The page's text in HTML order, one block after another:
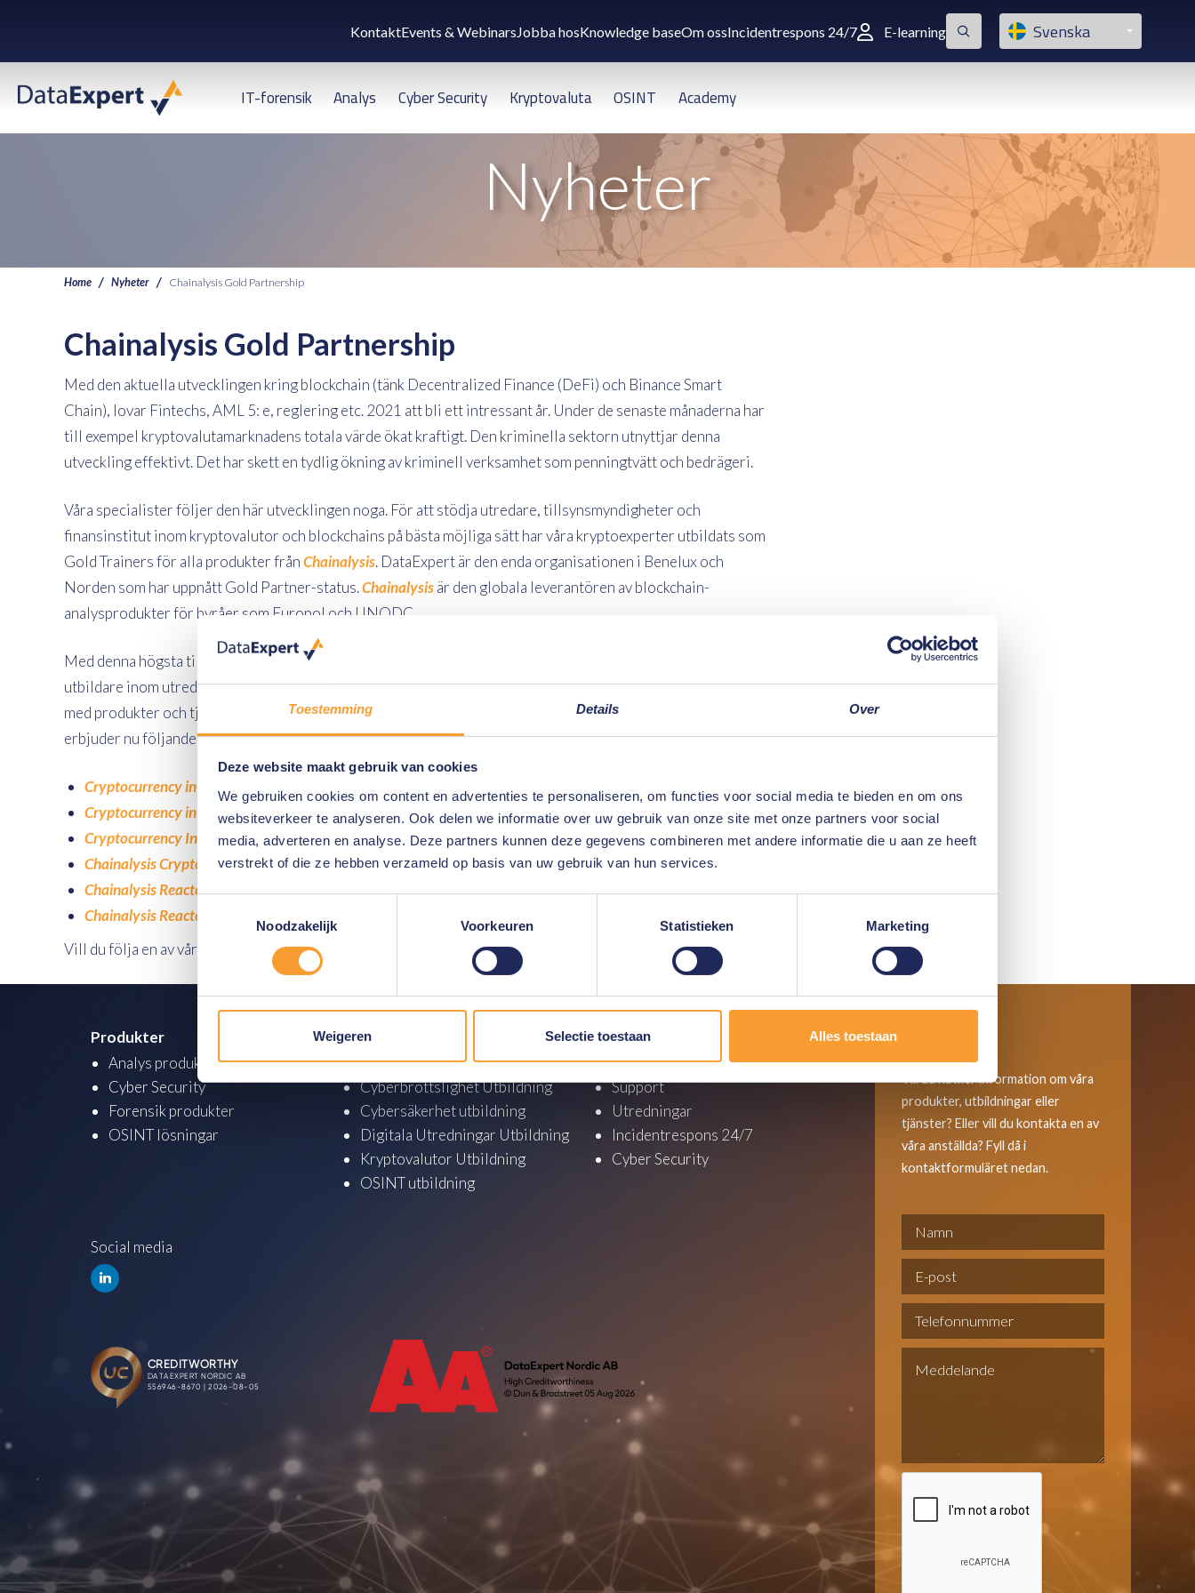
Toestemming Details Over
Deze website maakt gebruik van cookies
We gebruiken cookies om content en advertenties te personaliseren, om functies voor social media te bieden en om ons
websiteverkeer te analyseren. Ook delen we informatie over uw gebruik van onze site met onze partners voor social
media, adverteren en analyse. Deze partners kunnen deze gegevens combineren met andere informatie die u aan ze heeft
verstrekt of die ze hebben verzameld op basis van uw gebruik van hun services.
Noodzakelijk
Voorkeuren Statistieken Marketing
Weigeren Selectie toestaan Alles toestaan
KontaktEvents & Webinars Jobba hosKnowledge baseOm ossIncidentrespons 24/7 E-learning Svenska
IT-forensik Analys Cyber Security Kryptovaluta OSINT Academy
Nyheter
Home Nyheter Chainalysis Gold Partnership
Chainalysis Gold Partnership
Med den aktuella utvecklingen kring blockchain (tänk Decentralized Finance (DeFi) och Binance Smart
Chain), lovar Fintechs, AML 5: e, reglering etc. 2021 att bli ett intressant år. Under de senaste månaderna har
till exempel kryptovalutamarknadens totala värde ökat kraftigt. Den kriminella sektorn utnyttjar denna
utveckling effektivt. Det har skett en tydlig ökning av kriminell verksamhet som penningtvätt och bedrägeri.
Våra specialister följer den här utvecklingen noga. För att stödja utredare, tillsynsmyndigheter och
finansinstitut inom kryptovalutor och blockchains på bästa möjliga sätt har våra kryptoexperter utbildats som
Gold Trainers för alla produkter frånChainalysis. DataExpert är den enda organisationen i Benelux och
Norden som har uppnått Gold Partner-status.Chainalysisär den globala leverantören av blockchain-
analysprodukter för byråer som Europol och UNODC.
Med denna högsta tillgängliga partnernivå understryker Chainalysis expertisnivån hos DataExpert och dess
utbildare inom utredning av kryptovaluta och blockchain. DataExpert, som en guldpartner, utökar sin portfölj
med produkter och tjänster för utredare, tillsynsmyndigheter och KYC-specialister för kryptovaluta. Vi
erbjuder nu följande kurser inklusive certifiering:
Cryptocurrency investigations (CINV)
Cryptocurrency investigations: Expert (custom)
Cryptocurrency Investigations Basics (CBINV) + Chainalysis Reactor Certification (CRC)
Chainalysis Cryptocurrency Fundamentals Certification (CCFC)
Chainalysis Reactor Certification (CRC)
Chainalysis Reactor Certification: Recertify (CRC)
Vill du följa en av våra kurser eller få mer information om
Chainalysis?Kontakta
Produkter
Analys produkter
Cyber Security
Forensik produkter
OSINT lösningar
Academy
Analytisk Utbildning
Cyberbrottslighet Utbildning
Cybersäkerhet utbildning
Digitala Utredningar Utbildning
Kryptovalutor Utbildning
OSINT utbildning
Tjänster
Konsultationer
Support
Utredningar
Incidentrespons 24/7
Cyber Security
Social media
Vill du ha mer information om våra
produkter, utbildningar eller
tjänster? Eller vill du kontakta en av
våra anställda? Fyll då i
kontaktformuläret nedan.